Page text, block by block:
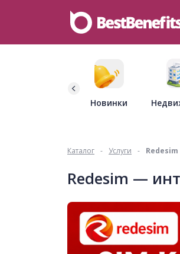
Новинки
Каталог - Услуги -
Redesim —